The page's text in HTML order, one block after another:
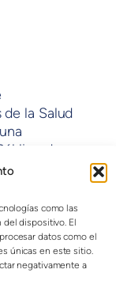
como las
del dispositivo. El
datos como el
únicas en este sitio.
negativamente a
la Salud
de
fines de
de
de